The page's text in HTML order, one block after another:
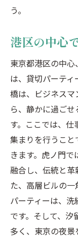
う。
港区の中心
東京都港区の中
は、貸切パーテ
橋は、ビジネス
ら、静かに過ご
す。ここでは、
集まりを行うこ
きます。虎ノ門
融合し、伝統と
た、高層ビルの
パーティーは、
です。そして、
多く、東京の夜